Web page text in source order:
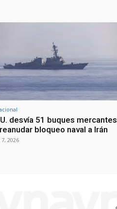
desvía 51 buques mercantes
bloqueo naval a Irán
2026